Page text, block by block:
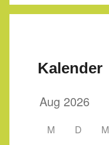
Kalender
M D M